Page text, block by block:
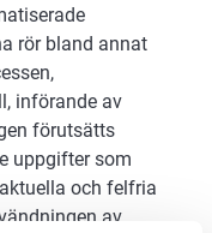
rör bland annat
införande av
förutsätts
uppgifter som
och felfria
av